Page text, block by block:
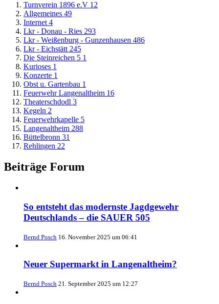
Turnverein 1896 e.V 12
Allgemeines 49
Internet 4
Lkr - Donau - Ries 293
Lkr - Weißenburg - Gunzenhausen 486
Lkr - Eichstätt 245
Die Steinreichen 5 1
Kurioses 1
Konzerte 1
Obst u. Gartenbau 1
Feuerwehr Langenaltheim 16
Theaterschdodl 3
Kegeln 2
Feuerwehrkapelle 5
Langenaltheim 288
Büttelbronn 31
Rehlingen 22
Beiträge Forum
So entsteht das modernste Jagdgewehr
Deutschlands – die SAUER 505
Bernd Posch 16. November 2025 um 06:41
Neuer Supermarkt in Langenaltheim?
Bernd Posch 21. September 2025 um 12:27